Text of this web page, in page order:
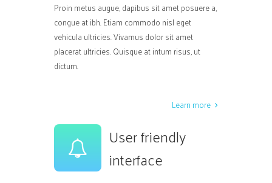
Proin metus augue, dapibus sit amet posuere a,
congue at ibh. Etiam commodo nisl eget
vehicula ultricies. Vivamus dolor sit amet
placerat ultricies. Quisque at intum risus, ut
dictum.
Learn more
User friendly
interface